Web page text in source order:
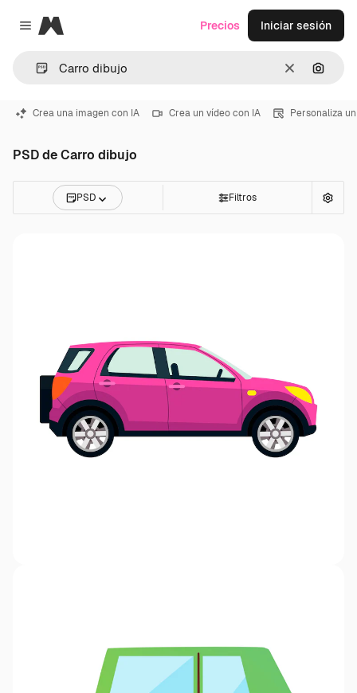
Close menu
Magnific
Borrar
Precios Iniciar sesión
Crea una imagen con IA Crea un vídeo con IA Personaliza
PSD de Carro dibujo
PSD Filtros